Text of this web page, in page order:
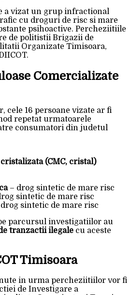
a vizat un grup infractional
cu droguri de risc si mare
psihoactive. Percheziitiile
de politistii Brigazii de
Organizate Timisoara,
Comercializate
cele 16 persoane vizate ar fi
repetat urmatoarele
consumatori din judetul
(CMC, cristal)
– drog sintetic de mare risc
sintetic de mare risc
sintetic de mare risc
parcursul investigatiilor au
tranzactii ilegale cu aceste
Timisoara
in urma percheziitiilor vor fi
de Investigare a